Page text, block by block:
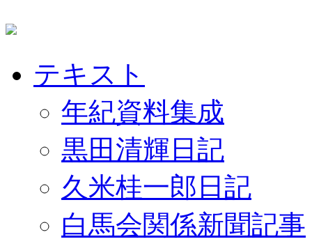
テキスト
年紀資料集成
黒田清輝日記
久米桂一郎日記
白馬会関係新聞記事